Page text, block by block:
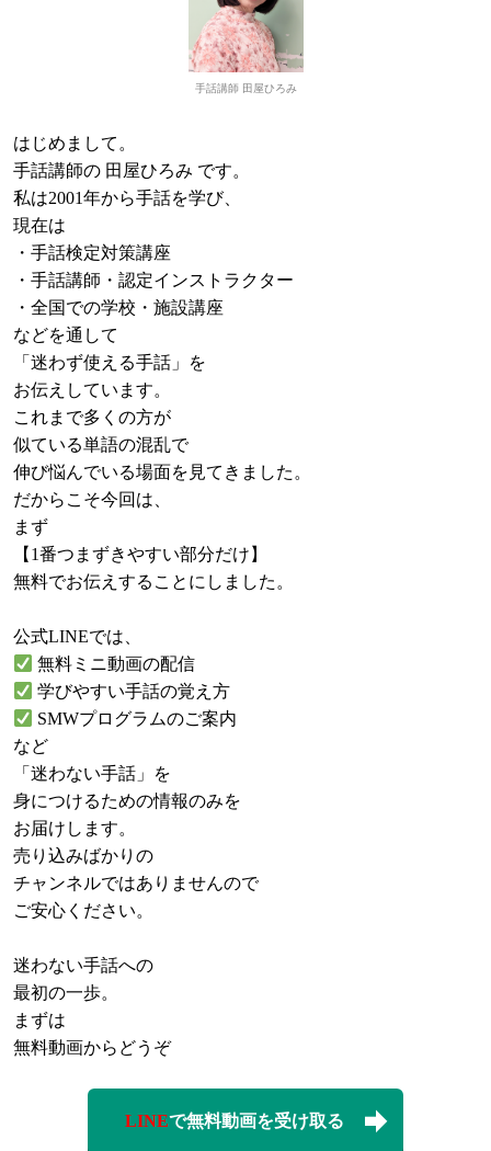
手話講師 田屋ひろみ
はじめまして。
手話講師の 田屋ひろみ です。
私は2001年から手話を学び、
現在は
・手話検定対策講座
・手話講師・認定インストラクター
・全国での学校・施設講座
などを通して
「迷わず使える手話」を
お伝えしています。
これまで多くの方が
似ている単語の混乱で
伸び悩んでいる場面を見てきました。
だからこそ今回は、
まず
【1番つまずきやすい部分だけ】
無料でお伝えすることにしました。
公式LINEでは、
無料ミニ動画の配信
学びやすい手話の覚え方
SMWプログラムのご案内
など
「迷わない手話」を
身につけるための情報のみを
お届けします。
売り込みばかりの
チャンネルではありませんので
ご安心ください。
迷わない手話への
最初の一歩。
まずは
無料動画からどうぞ
LINEで無料動画を受け取る